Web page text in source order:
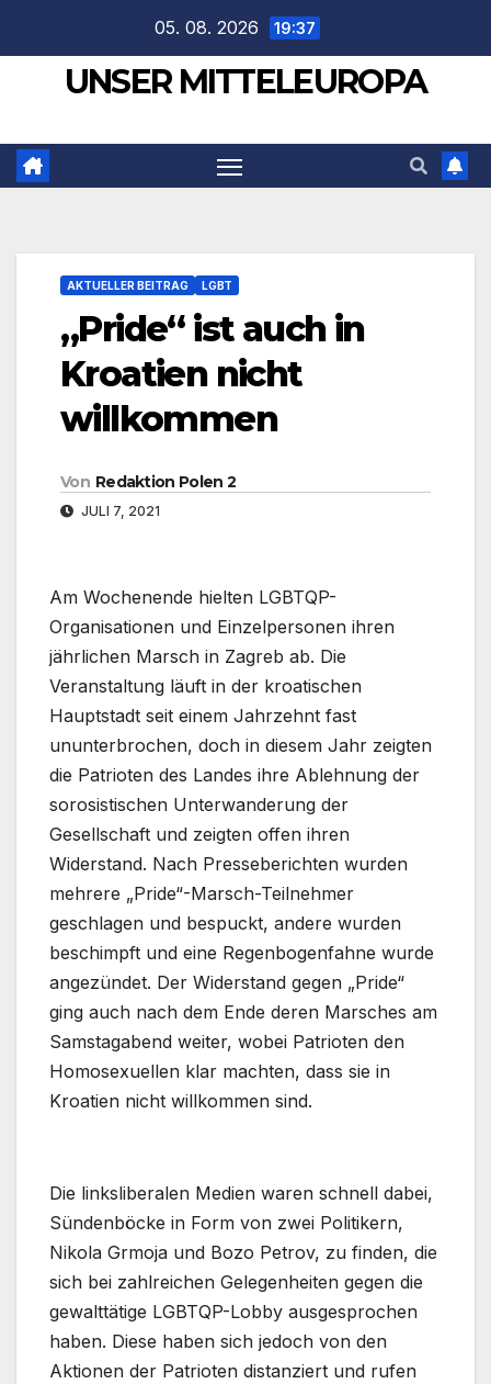
springen
05. 08. 2026 19:37
UNSER MITTELEUROPA
AKTUELLER BEITRAG LGBT
„Pride“ ist auch in
Kroatien nicht
willkommen
Von Redaktion Polen 2
JULI 7, 2021
Am Wochenende hielten LGBTQP-
Organisationen und Einzelpersonen ihren
jährlichen Marsch in Zagreb ab. Die
Veranstaltung läuft in der kroatischen
Hauptstadt seit einem Jahrzehnt fast
ununterbrochen, doch in diesem Jahr zeigten
die Patrioten des Landes ihre Ablehnung der
sorosistischen Unterwanderung der
Gesellschaft und zeigten offen ihren
Widerstand. Nach Presseberichten wurden
mehrere „Pride“-Marsch-Teilnehmer
geschlagen und bespuckt, andere wurden
beschimpft und eine Regenbogenfahne wurde
angezündet. Der Widerstand gegen „Pride“
ging auch nach dem Ende deren Marsches am
Samstagabend weiter, wobei Patrioten den
Homosexuellen klar machten, dass sie in
Kroatien nicht willkommen sind.
Die linksliberalen Medien waren schnell dabei,
Sündenböcke in Form von zwei Politikern,
Nikola Grmoja und Bozo Petrov, zu finden, die
sich bei zahlreichen Gelegenheiten gegen die
gewalttätige LGBTQP-Lobby ausgesprochen
haben. Diese haben sich jedoch von den
Aktionen der Patrioten distanziert und rufen